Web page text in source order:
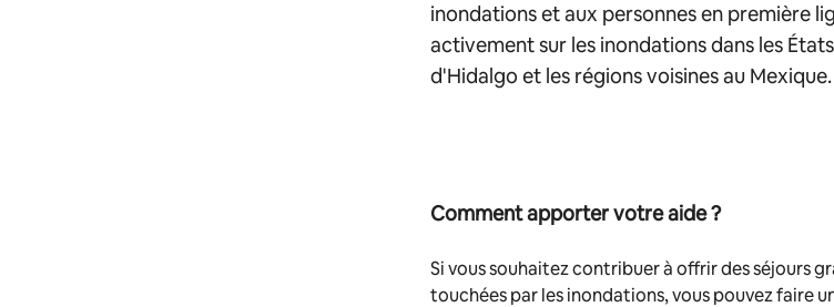
inondations et aux personnes en première
activement sur les inondations dans les
d'Hidalgo et les régions voisines au Mexique.
Comment apporter votre aide ?
Si vous souhaitez contribuer à offrir des séjours
touchées par les inondations, vous pouvez faire